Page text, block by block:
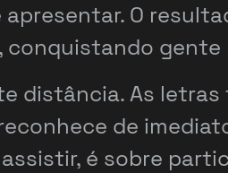
O
distância. As
de
é sobre